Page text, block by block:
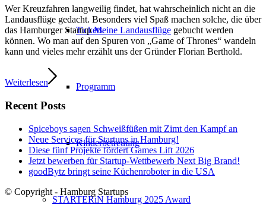
Tickets
Programm
Kinderbetreuung
STARTERiN Hamburg 2025 Award
Wer Kreuzfahren langweilig findet, hat wahrscheinlich nicht an die
Landausflüge gedacht. Besonders viel Spaß machen solche, die über
das Hamburger StartupMeine Landausflüge gebucht werden
können. Wo man auf den Spuren von „Game of Thrones“ wandeln
kann und vieles mehr erzählt uns der Gründer Florian Berthold.
Weiterlesen
Recent Posts
Spiceboys sagen Schweißfüßen mit Zimt den Kampf an
Neue Services für Startups in Hamburg!
Diese fünf Projekte fördert Games Lift 2026
Jetzt bewerben für Startup-Wettbewerb Next Big Brand!
goodBytz bringt seine Küchenroboter in die USA
© Copyright - Hamburg Startups